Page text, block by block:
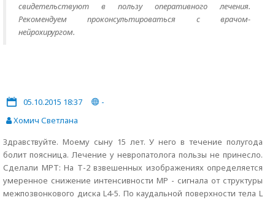
свидетельствуют в пользу оперативного лечения.
Рекомендуем проконсультироваться с врачом-
нейрохирургом.
05.10.2015 18:37
-
Хомич Светлана
Здравствуйте. Моему сыну 15 лет. У него в течение полугода
болит поясница. Лечение у невропатолога пользы не принесло.
Сделали МРТ: На Т-2 взвешенных изображениях определяется
умеренное снижение интенсивности МР - сигнала от структуры
межпозвонкового диска L4-5. По каудальной поверхности тела L